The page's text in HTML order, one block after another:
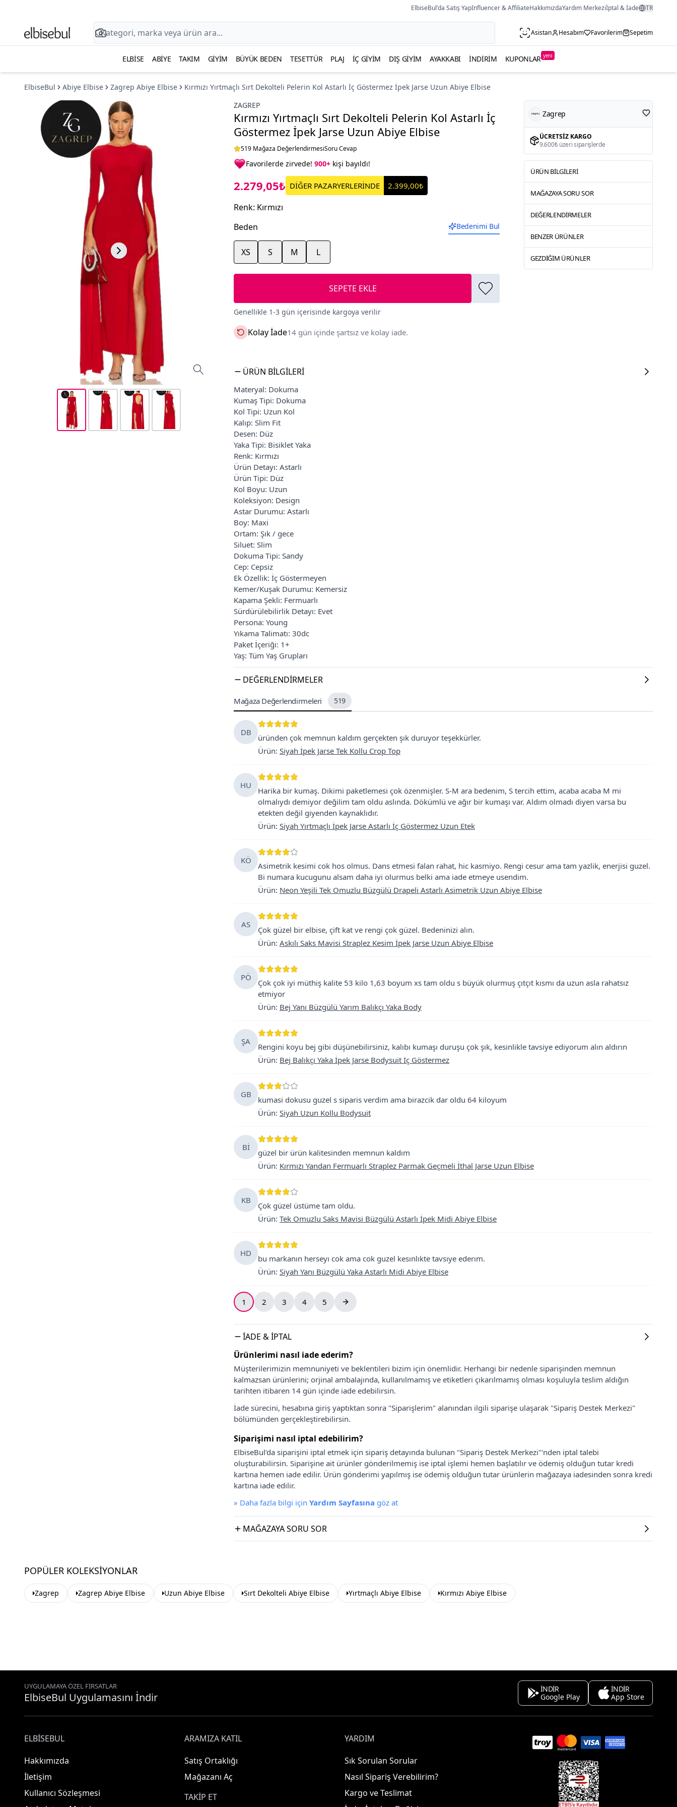
ElbiseBul'da Satış YapInfluencer & AffiliateHakkımızdaYardım Merkeziİptal & İade TR
Asistan Hesabım Favorilerim Sepetim
ELBISE ABIYE TAKIM GIYIM BÜYÜK BEDEN TESETTÜR PLAJ İÇ GIYIM DIŞ GIYIM AYAKKABI İNDIRIM KUPONLAR yeni
ElbiseBul Abiye Elbise Zagrep Abiye Elbise
Kırmızı Yırtmaçlı Sırt Dekolteli Pelerin Kol Astarlı İç Göstermez İpek Jarse Uzun Abiye Elbise
ZAGREP
Kırmızı Yırtmaçlı Sırt Dekolteli Pelerin Kol Astarlı İç
Göstermez İpek Jarse Uzun Abiye Elbise
519 Mağaza DeğerlendirmesiSoru Cevap
Favorilerde zirvede! 900+ kişi bayıldı!
2.279,05₺ DİĞER PAZARYERLERİNDE 2.399,00₺
Renk: Kırmızı
Beden
Bedenimi Bul
XS S M L
SEPETE EKLE
Genellikle 1-3 gün içerisinde kargoya verilir
Kolay İade14 gün içinde şartsız ve kolay iade.
Zagrep
ÜCRETSIZ KARGO
9.600₺ üzeri siparişlerde
ÜRÜN BILGILERI
MAĞAZAYA SORU SOR
DEĞERLENDIRMELER
BENZER ÜRÜNLER
GEZDIĞIM ÜRÜNLER
ÜRÜN BILGILERI
Materyal: Dokuma
Kumaş Tipi: Dokuma
Kol Tipi: Uzun Kol
Kalıp: Slim Fit
Desen: Düz
Yaka Tipi: Bisiklet Yaka
Renk: Kırmızı
Ürün Detayı: Astarlı
Ürün Tipi: Düz
Kol Boyu: Uzun
Koleksiyon: Design
Astar Durumu: Astarlı
Boy: Maxi
Ortam: Şık / gece
Siluet: Slim
Dokuma Tipi: Sandy
Cep: Cepsiz
Ek Özellik: İç Göstermeyen
Kemer/Kuşak Durumu: Kemersiz
Kapama Şekli: Fermuarlı
Sürdürülebilirlik Detayı: Evet
Persona: Young
Yıkama Talimatı: 30dc
Paket İçeriği: 1+
Yaş: Tüm Yaş Grupları
DEĞERLENDIRMELER
Mağaza Değerlendirmeleri 519
DB
üründen çok memnun kaldım gerçekten şık duruyor teşekkürler.
Ürün: Siyah İpek Jarse Tek Kollu Crop Top
HU
Harika bir kumaş. Dikimi paketlemesi çok özenmişler. S-M ara bedenim, S tercih ettim, acaba acaba M mi
olmalıydı demiyor değilim tam oldu aslında. Dökümlü ve ağır bir kumaşı var. Aldım olmadı diyen varsa bu
etekten değil giyenden kaynaklıdır.
Ürün: Siyah Yırtmaçlı İpek Jarse Astarlı İç Göstermez Uzun Etek
KÖ
Asimetrik kesimi cok hos olmus. Dans etmesi falan rahat, hic kasmiyo. Rengi cesur ama tam yazlik, enerjisi guzel.
Bi numara kucugunu alsam daha iyi olurmus belki ama iade etmeye usendim.
Ürün: Neon Yeşili Tek Omuzlu Büzgülü Drapeli Astarlı Asimetrik Uzun Abiye Elbise
AS
Çok güzel bir elbise, çift kat ve rengi çok güzel. Bedeninizi alın.
Ürün: Askılı Saks Mavisi Straplez Kesim İpek Jarse Uzun Abiye Elbise
PÖ
Çok çok iyi müthiş kalite 53 kilo 1,63 boyum xs tam oldu s büyük olurmuş çıtçıt kısmı da uzun asla rahatsız
etmiyor
Ürün: Bej Yanı Büzgülü Yarım Balıkçı Yaka Body
ŞA
Rengini koyu bej gibi düşünebilirsiniz, kalıbı kumaşı duruşu çok şık, kesinlikle tavsiye ediyorum alın aldırın
Ürün: Bej Balıkçı Yaka İpek Jarse Bodysuit Iç Göstermez
GB
kumasi dokusu guzel s siparis verdim ama birazcik dar oldu 64 kiloyum
Ürün: Siyah Uzun Kollu Bodysuit
Bİ
güzel bir ürün kalitesinden memnun kaldım
Ürün: Kırmızı Yandan Fermuarlı Straplez Parmak Geçmeli İthal Jarse Uzun Elbise
KB
Çok güzel üstüme tam oldu.
Ürün: Tek Omuzlu Saks Mavisi Büzgülü Astarlı İpek Midi Abiye Elbise
HD
bu markanın herseyı cok ama cok guzel kesınlıkte tavsıye ederım.
Ürün: Siyah Yanı Büzgülü Yaka Astarlı Midi Abiye Elbise
1 2 3 4 5
İADE & İPTAL
Ürünlerimi nasıl iade ederim?
Müşterilerimizin memnuniyeti ve beklentileri bizim için önemlidir. Herhangi bir nedenle siparişinden memnun
kalmazsan ürünlerini; orjinal ambalajında, kullanılmamış ve etiketleri çıkarılmamış olması koşuluyla teslim aldığın
tarihten itibaren 14 gün içinde iade edebilirsin.
İade sürecini, hesabına giriş yaptıktan sonra "Siparişlerim" alanından ilgili siparişe ulaşarak "Sipariş Destek Merkezi"
bölümünden gerçekleştirebilirsin.
Siparişimi nasıl iptal edebilirim?
ElbiseBul'da siparişini iptal etmek için sipariş detayında bulunan "Sipariş Destek Merkezi"'nden iptal talebi
oluşturabilirsin. Siparişine ait ürünler gönderilmemiş ise iptal işlemi hemen başlatılır ve ödemiş olduğun tutar kredi
kartına hemen iade edilir. Ürün gönderimi yapılmış ise ödemiş olduğun tutar ürünlerin mağazaya iadesinden sonra kredi
kartına iade edilir.
» Daha fazla bilgi için Yardım Sayfasına göz at
MAĞAZAYA SORU SOR
POPÜLER KOLEKSIYONLAR
Zagrep Zagrep Abiye Elbise Uzun Abiye Elbise Sırt Dekolteli Abiye Elbise Yırtmaçlı Abiye Elbise Kırmızı Abiye Elbise
UYGULAMAYA ÖZEL FIRSATLAR
ElbiseBul Uygulamasını İndir
İNDİR
Google Play
İNDİR
App Store
ELBISEBUL
Hakkımızda
İletişim
Kullanıcı Sözleşmesi
ARAMIZA KATIL
Satış Ortaklığı
Mağazanı Aç
TAKIP ET
YARDIM
Sık Sorulan Sorular
Nasıl Sipariş Verebilirim?
Kargo ve Teslimat